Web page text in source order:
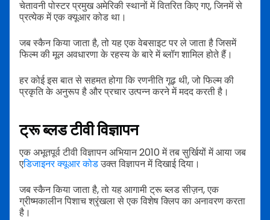
चेतावनी पोस्टर प्रमुख अमेरिकी स्थानों में वितरित किए गए, जिनमें से
प्रत्येक में एक क्यूआर कोड था।
जब स्कैन किया जाता है, तो यह एक वेबसाइट पर ले जाता है जिसमें
फिल्म की मूल अवधारणा के रहस्य के बारे में ब्लॉग शामिल होते हैं।
हर कोई इस बात से सहमत होगा कि रणनीति गूढ़ थी, जो फिल्म की
प्रकृति के अनुरूप है और प्रचार उत्पन्न करने में मदद करती है।
ट्रू ब्लड टीवी विज्ञापन
एक अभूतपूर्व टीवी विज्ञापन अभियान 2010 में तब सुर्खियों में आया जब
एडिजाइनर क्यूआर कोडउक्त विज्ञापन में दिखाई दिया।
जब स्कैन किया जाता है, तो यह आगामी ट्रू ब्लड सीज़न, एक
ग्रीष्मकालीन पिशाच श्रृंखला से एक विशेष क्लिप का अनावरण करता
है।